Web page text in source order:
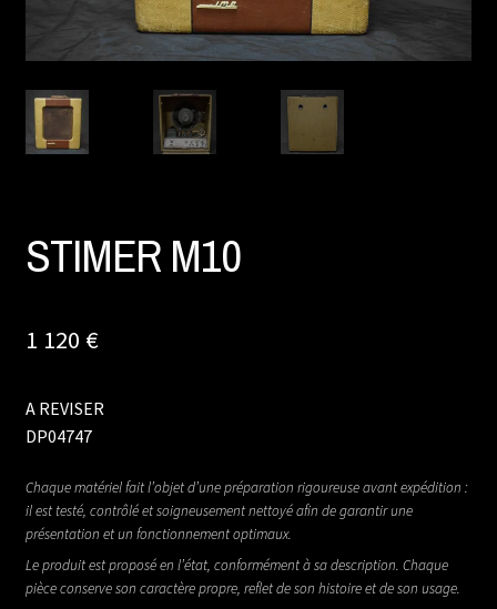
STIMER M10
1 120 €
A REVISER
DP04747
Chaque matériel fait l’objet d’une préparation rigoureuse avant expédition :
il est testé, contrôlé et soigneusement nettoyé afin de garantir une
présentation et un fonctionnement optimaux.
Le produit est proposé en l’état, conformément à sa description. Chaque
pièce conserve son caractère propre, reflet de son histoire et de son usage.